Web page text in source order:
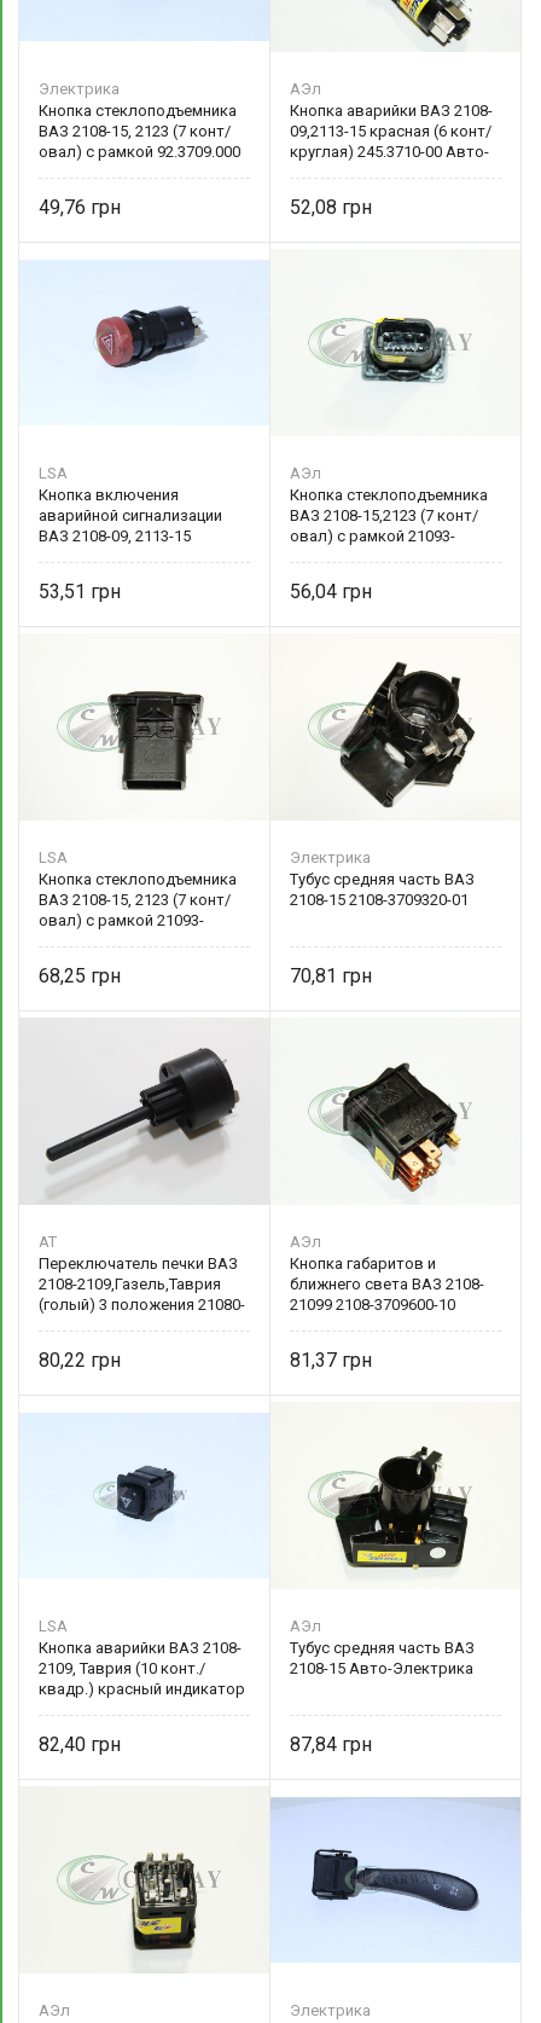
Электрика
Кнопка стеклоподъемника
ВАЗ 2108-15, 2123 (7 конт/
овал) с рамкой 92.3709.000
49,76
АЭл
Кнопка аварийки ВАЗ 2108-
09,2113-15 красная (6 конт/
круглая) 245.3710-00 Авто-
52,08
LSA
Кнопка включения
аварийной сигнализации
ВАЗ 2108-09, 2113-15
53,51
АЭл
Кнопка стеклоподъемника
ВАЗ 2108-15,2123 (7 конт/
овал) с рамкой 21093-
56,04
LSA
Кнопка стеклоподъемника
ВАЗ 2108-15, 2123 (7 конт/
овал) с рамкой 21093-
68,25
Электрика
Тубус средняя часть ВАЗ
2108-15 2108-3709320-01
70,81
AT
Переключатель печки ВАЗ
2108-2109,Газель,Таврия
(голый) 3 положения 21080-
80,22
АЭл
Кнопка габаритов и
ближнего света ВАЗ 2108-
21099 2108-3709600-10
81,37
LSA
Кнопка аварийки ВАЗ 2108-
2109, Таврия (10 конт./
квадр.) красный индикатор
82,40
АЭл
Тубус средняя часть ВАЗ
2108-15 Авто-Электрика
87,84
АЭл Электрика